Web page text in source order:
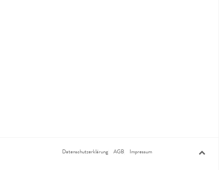
Datenschutzerklärung AGB Impressum